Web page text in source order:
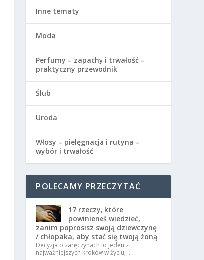
Inne tematy
Moda
Perfumy – zapachy i trwałość –
praktyczny przewodnik
Ślub
Uroda
Włosy – pielęgnacja i rutyna –
wybór i trwałość
POLECAMY PRZECZYTAĆ
17 rzeczy, które
powinieneś wiedzieć,
zanim poprosisz swoją dziewczynę
/ chłopaka, aby stać się twoją żoną
Decyzja o zaręczynach to jeden z
najważniejszych kroków w życiu, …